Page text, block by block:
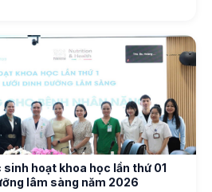
hoạt khoa học lần thứ 01
lâm sàng năm 2026